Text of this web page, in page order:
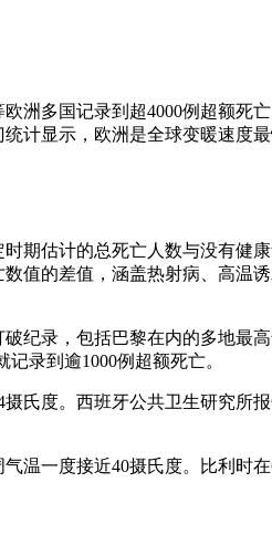
洲多国记录到超4000例超额死
计显示，欧洲是全球变暖速度
期估计的总死亡人数与没有健
值的差值，涵盖热射病、高温
纪录，包括巴黎在内的多地最
录到逾1000例超额死亡。
氏度。西班牙公共卫生研究所
温一度接近40摄氏度。比利时